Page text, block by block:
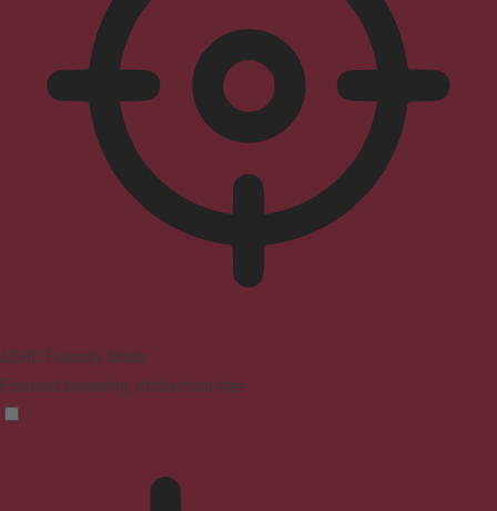
ADHD Friendly Mode
Focused browsing, distraction-free